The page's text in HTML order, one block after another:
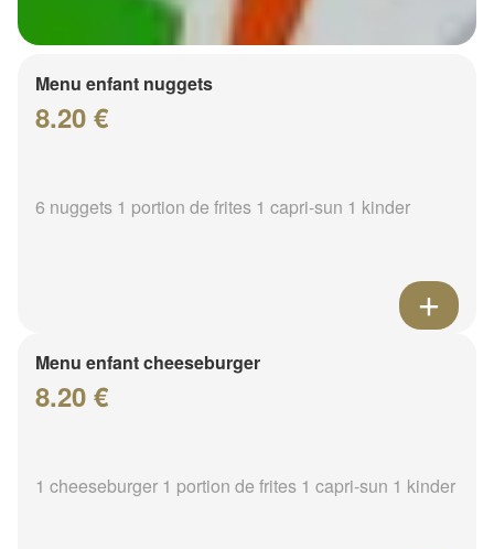
Menu enfant nuggets
8.20 €
6 nuggets 1 portion de frites 1 capri-sun 1 kinder
Menu enfant cheeseburger
8.20 €
1 cheeseburger 1 portion de frites 1 capri-sun 1 kinder